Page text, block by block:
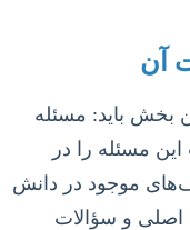
آن
بخش باید: مسئله
مسئله را در
موجود در دانش
اصلی و سؤالات